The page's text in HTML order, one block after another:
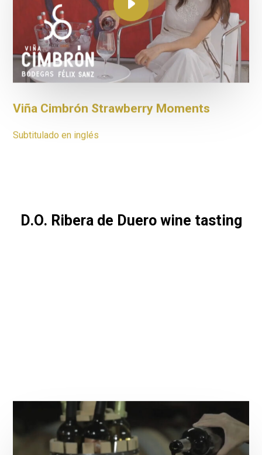
Viña Cimbrón Strawberry Moments
Subtitulado en inglés
D.O. Ribera de Duero wine tasting